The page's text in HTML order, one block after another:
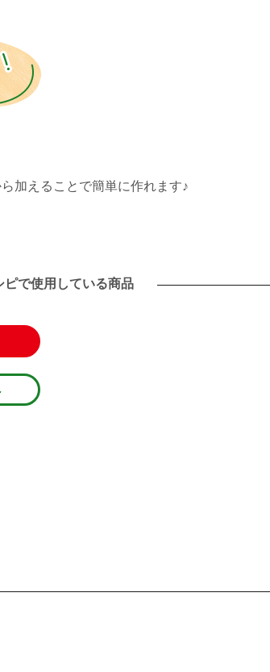
加えることで簡単に作れます♪
ピで使用している商品